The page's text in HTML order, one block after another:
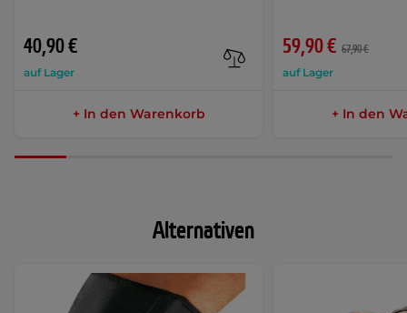
40,90 €
auf Lager
+ In den Warenkorb
59,90 € 67,90 €
auf Lager
+ In den
Alternativen